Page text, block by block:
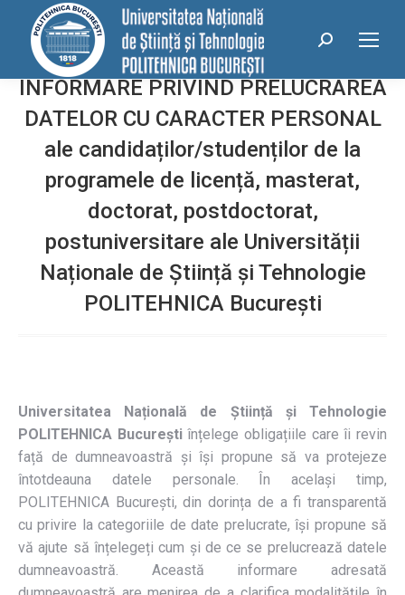
conținut
Search:
INFORMARE PRIVIND PRELUCRAREA
DATELOR CU CARACTER PERSONAL
ale candidaților/studenților de la
programele de licență, masterat,
doctorat, postdoctorat,
postuniversitare ale Universității
Naționale de Știință și Tehnologie
POLITEHNICA București
Universitatea Națională de Știință și Tehnologie
POLITEHNICA Bucureștiînțelege obligațiile care îi revin
față de dumneavoastră și își propune să va protejeze
întotdeauna datele personale. În același timp,
POLITEHNICA București, din dorința de a fi transparentă
cu privire la categoriile de date prelucrate, își propune să
vă ajute să înțelegeți cum și de ce se prelucrează datele
dumneavoastră. Această informare adresată